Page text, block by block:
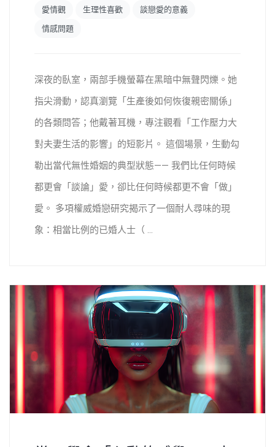
愛情觀
生理性喜歡 談戀愛的意義
情感問題
深夜的臥室，兩部手機螢幕在黑暗中無聲閃爍。她
指尖滑動，認真瀏覽「生產後如何恢復親密關係」
的各類問答；他戴著耳機，專注觀看「工作壓力大
對夫妻生活的影響」的短影片。 這個場景，生動勾
勒出當代無性婚姻的典型狀態—— 我們比任何時候
都更會「談論」愛，卻比任何時候都更不會「做」
愛。 多項權威婚戀研究揭示了一個耐人尋味的現
象：相當比例的已婚人士（ ...